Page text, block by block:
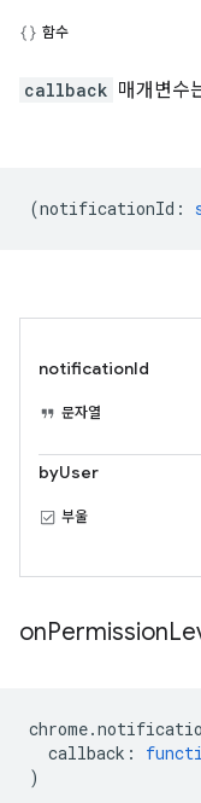
함수
callback 매개변수
(notificationId :
notificationId
문자열
byUser
부울
onPermission
chrome.
callback :
)